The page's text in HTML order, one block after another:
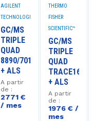
AGILENT
TECHNOLOGIES™
GC/MS
TRIPLE
QUAD
8890/7010D
+ ALS
A partir
de :
2771 €
/ mes
THERMO
FISHER
SCIENTIFIC™
GC/MS
TRIPLE
QUAD
+ ALS
A partir
de :
1976 € /
mes